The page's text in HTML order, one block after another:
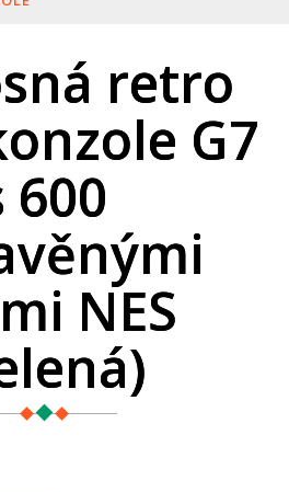
retro
G7
600
NES